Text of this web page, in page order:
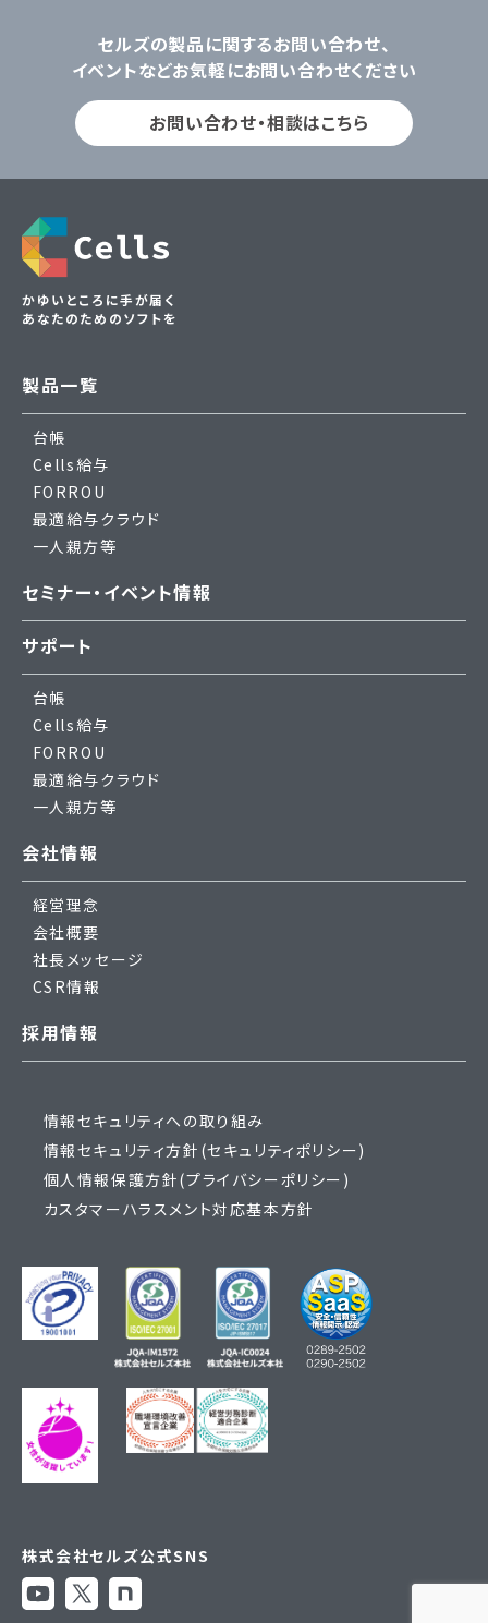
セルズの製品に関するお問い合わせ、
イベントなどお気軽にお問い合わせください
お問い合わせ・相談はこちら
かゆいところに手が届く
あなたのためのソフトを
製品一覧
台帳
Cells給与
FORROU
最適給与クラウド
一人親方等
セミナー・イベント情報
サポート
台帳
Cells給与
FORROU
最適給与クラウド
一人親方等
会社情報
経営理念
会社概要
社長メッセージ
CSR情報
採用情報
情報セキュリティへの取り組み
情報セキュリティ方針(セキュリティポリシー)
個人情報保護方針(プライバシーポリシー)
カスタマーハラスメント対応基本方針
株式会社セルズ公式SNS